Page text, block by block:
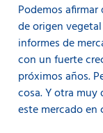
Podemos
de origen
informes de
con un fuerte
próximos años.
cosa. Y otra
este mercado en